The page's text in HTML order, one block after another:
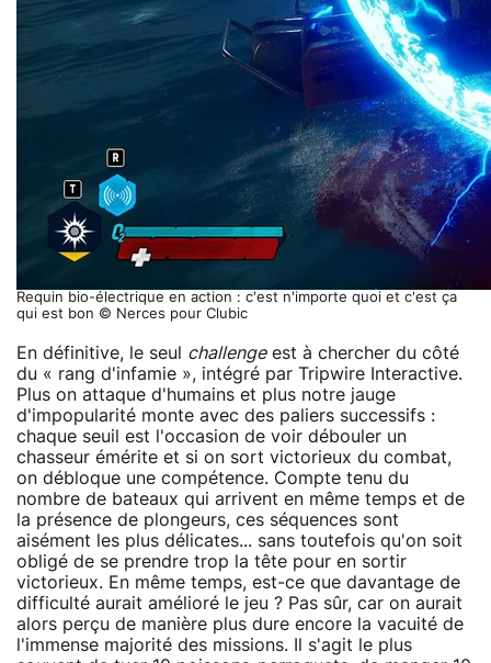
Requin bio-électrique en action : c'est n'importe quoi et c'est ça
qui est bon © Nerces pour Clubic
En définitive, le seul challengeest à chercher du côté
du « rang d'infamie », intégré par Tripwire Interactive.
Plus on attaque d'humains et plus notre jauge
d'impopularité monte avec des paliers successifs :
chaque seuil est l'occasion de voir débouler un
chasseur émérite et si on sort victorieux du combat,
on débloque une compétence. Compte tenu du
nombre de bateaux qui arrivent en même temps et de
la présence de plongeurs, ces séquences sont
aisément les plus délicates... sans toutefois qu'on soit
obligé de se prendre trop la tête pour en sortir
victorieux. En même temps, est-ce que davantage de
difficulté aurait amélioré le jeu ? Pas sûr, car on aurait
alors perçu de manière plus dure encore la vacuité de
l'immense majorité des missions. Il s'agit le plus